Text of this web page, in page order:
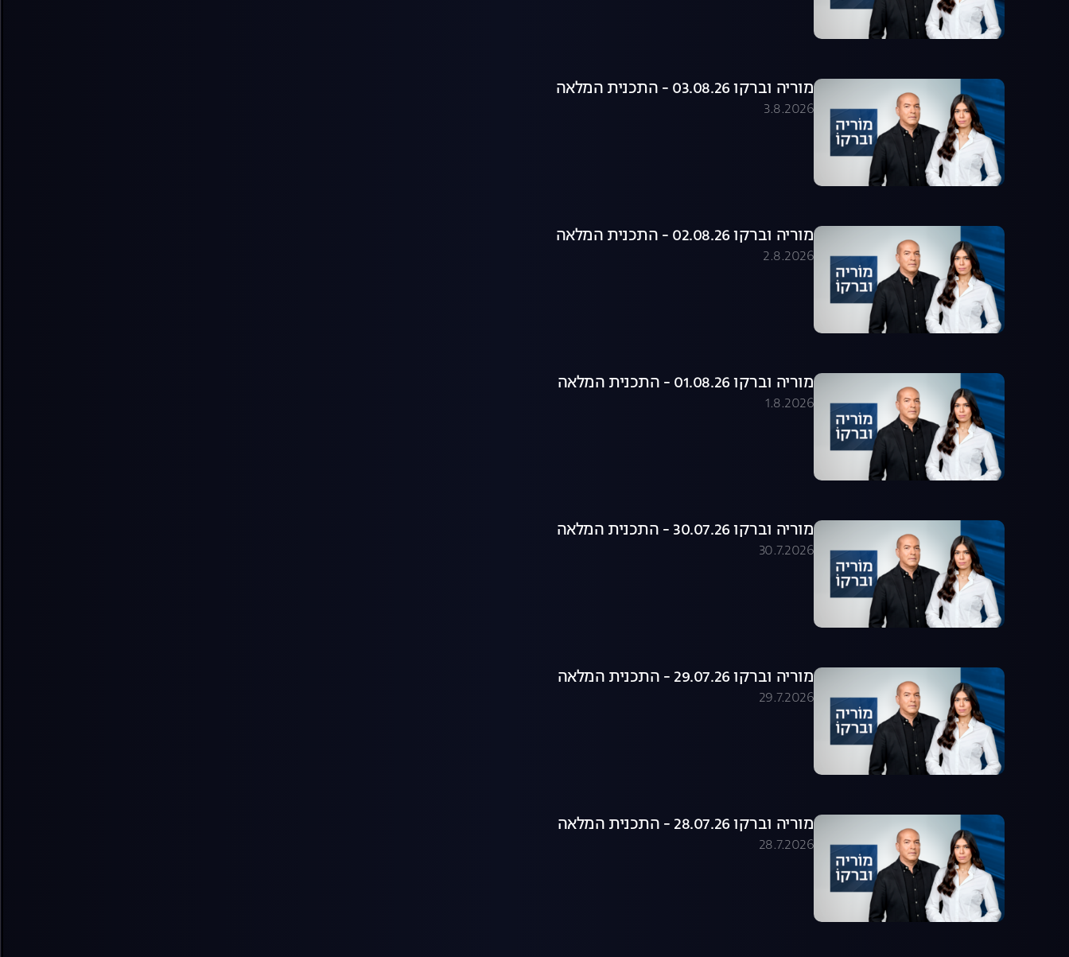
מוריה וברקו 03.08.26 - התכנית המלאה
3.8.2026
מוריה וברקו 02.08.26 - התכנית המלאה
2.8.2026
מוריה וברקו 01.08.26 - התכנית המלאה
1.8.2026
מוריה וברקו 30.07.26 - התכנית המלאה
30.7.2026
מוריה וברקו 29.07.26 - התכנית המלאה
29.7.2026
מוריה וברקו 28.07.26 - התכנית המלאה
28.7.2026